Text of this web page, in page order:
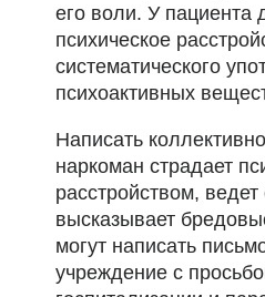
его воли. У пациента
психическое
систематического
психоактивных
Написать
наркоман страдает
расстройством,
высказывает
могут написать
учреждение с